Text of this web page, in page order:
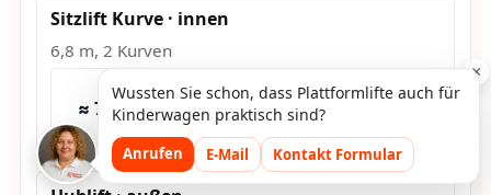
Sitzlift Kurve · innen
6,8 m, 2 Kurven
≈ 7.500–9.200 €
×
Wussten Sie schon, dass Plattformlifte auch für
Kinderwagen praktisch sind?
Anrufen E-Mail Kontakt Formular